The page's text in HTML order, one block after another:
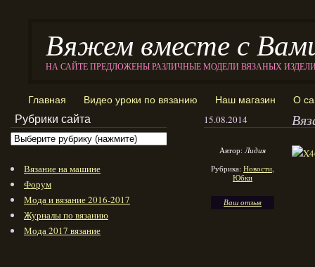
Вяжем вместе с
НА САЙТЕ ПРЕДЛОЖЕНЫ РАЗЛИЧНЫЕ МОДЕЛИ ВЯЗАНЫХ
Главная Видео уроки по вязанию Наш магазин О
15.08.2014
Автор:Лидия
Рубрика: Новости,
Юбки
Ваш отзыв
Рубрики сайта
Вязание на машине
Форум
Мода и вязание 2016-2017
Журналы по вязанию
Мода 2017 вязание